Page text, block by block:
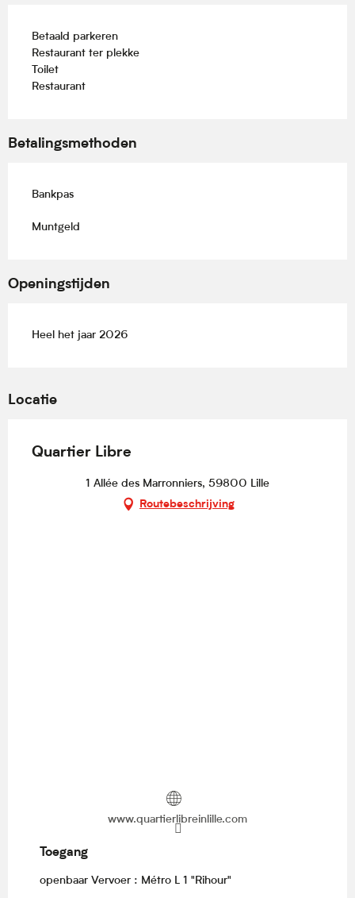
Betaald parkeren
Restaurant ter plekke
Toilet
Restaurant
Betalingsmethoden
Bankpas
Muntgeld
Openingstijden
Heel het jaar 2026
Locatie
Quartier Libre
1 Allée des Marronniers, 59800 Lille
Routebeschrijving
www.quartierlibreinlille.com
Toegang
Toegang
openbaar Vervoer : Métro L 1 "Rihour"